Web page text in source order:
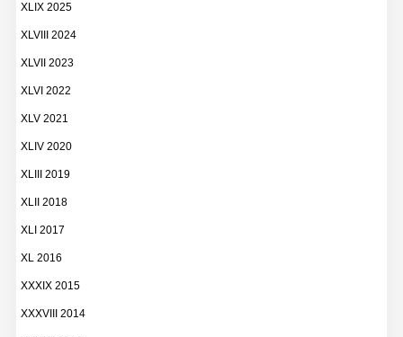
XLIX 2025
XLVIII 2024
XLVII 2023
XLVI 2022
XLV 2021
XLIV 2020
XLIII 2019
XLII 2018
XLI 2017
XL 2016
XXXIX 2015
XXXVIII 2014